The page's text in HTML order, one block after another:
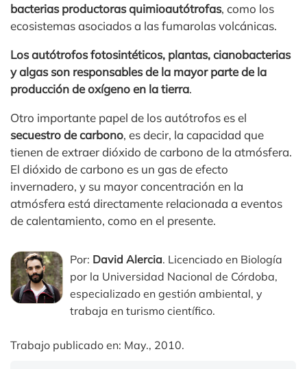
bacterias productoras quimioautótrofas, como los
ecosistemas asociados a las fumarolas volcánicas.
Los autótrofos fotosintéticos, plantas, cianobacterias
y algas son responsables de la mayor parte de la
producción de oxígeno en la tierra.
Otro importante papel de los autótrofos es el
secuestro de carbono, es decir, la capacidad que
tienen de extraer dióxido de carbono de la atmósfera.
El dióxido de carbono es un gas de efecto
invernadero, y su mayor concentración en la
atmósfera está directamente relacionada a eventos
de calentamiento, como en el presente.
Por: David Alercia. Licenciado en Biología
por la Universidad Nacional de Córdoba,
especializado en gestión ambiental, y
trabaja en turismo científico.
Trabajo publicado en: May., 2010.